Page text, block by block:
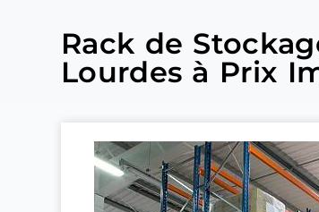
Rack de
Lourdes à Prix